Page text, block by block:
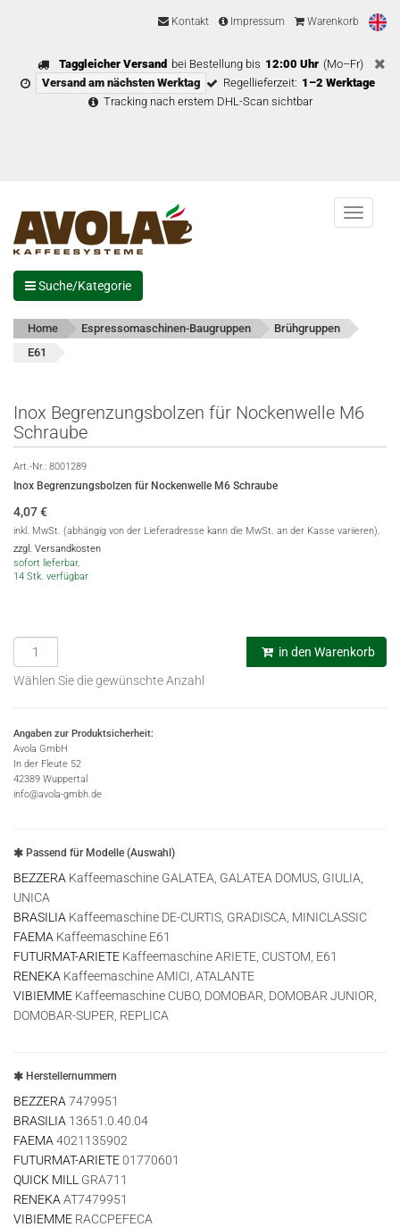
Kontakt Impressum Warenkorb
Taggleicher Versand bei Bestellung bis 12:00 Uhr (Mo–Fr)
Versand am nächsten Werktag
Regellieferzeit: 1–2 Werktage
Tracking nach erstem DHL-Scan sichtbar
Menu
Suche/Kategorie
Home Espressomaschinen-Baugruppen
Brühgruppen
E61
Inox Begrenzungsbolzen für Nockenwelle M6
Schraube
Art.-Nr.: 8001289
Inox Begrenzungsbolzen für Nockenwelle M6 Schraube
4,07€
inkl. MwSt. (abhängig von der Lieferadresse kann die MwSt. an der Kasse variieren),
zzgl. Versandkosten
sofort lieferbar,
14 Stk. verfügbar
in den Warenkorb
Wählen Sie die gewünschte Anzahl
Angaben zur Produktsicherheit:
Avola GmbH
In der Fleute 52
42389 Wuppertal
info@avola-gmbh.de
Passend für Modelle (Auswahl)
BEZZERA Kaffeemaschine GALATEA, GALATEA DOMUS, GIULIA,
UNICA
BRASILIA Kaffeemaschine DE-CURTIS, GRADISCA, MINICLASSIC
FAEMA Kaffeemaschine E61
FUTURMAT-ARIETE Kaffeemaschine ARIETE, CUSTOM, E61
RENEKA Kaffeemaschine AMICI, ATALANTE
VIBIEMME Kaffeemaschine CUBO, DOMOBAR, DOMOBAR JUNIOR,
DOMOBAR-SUPER, REPLICA
Herstellernummern
BEZZERA 7479951
BRASILIA 13651.0.40.04
FAEMA 4021135902
FUTURMAT-ARIETE01770601
QUICK MILL GRA711
RENEKA AT7479951
VIBIEMME RACCPEFECA